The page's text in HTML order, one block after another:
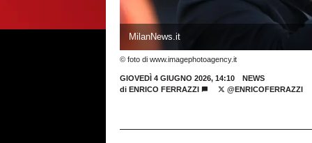
MilanNews.it
© foto di www.imagephotoagency.it
GIOVEDÌ 4 GIUGNO 2026, 14:10
NEWS
di ENRICO FERRAZZI @ENRICOFERRAZZI